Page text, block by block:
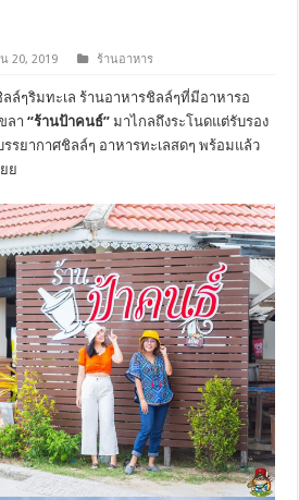
20, 2019 ร้านอาหาร
ล์ๆริมทะเล ร้านอาหารชิลล์ๆที่มีอาหารอ
ลา“ร้านป้าคนธ์” มาไกลถึงระโนดแต่รับรอง
รยากาศชิลล์ๆ อาหารทะเลสดๆ พร้อมแล้ว
ย